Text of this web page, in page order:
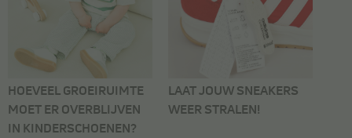
HOEVEEL GROEIRUIMTE
MOET ER OVERBLIJVEN
IN KINDERSCHOENEN?
LAAT JOUW SNEAKERS
WEER STRALEN!